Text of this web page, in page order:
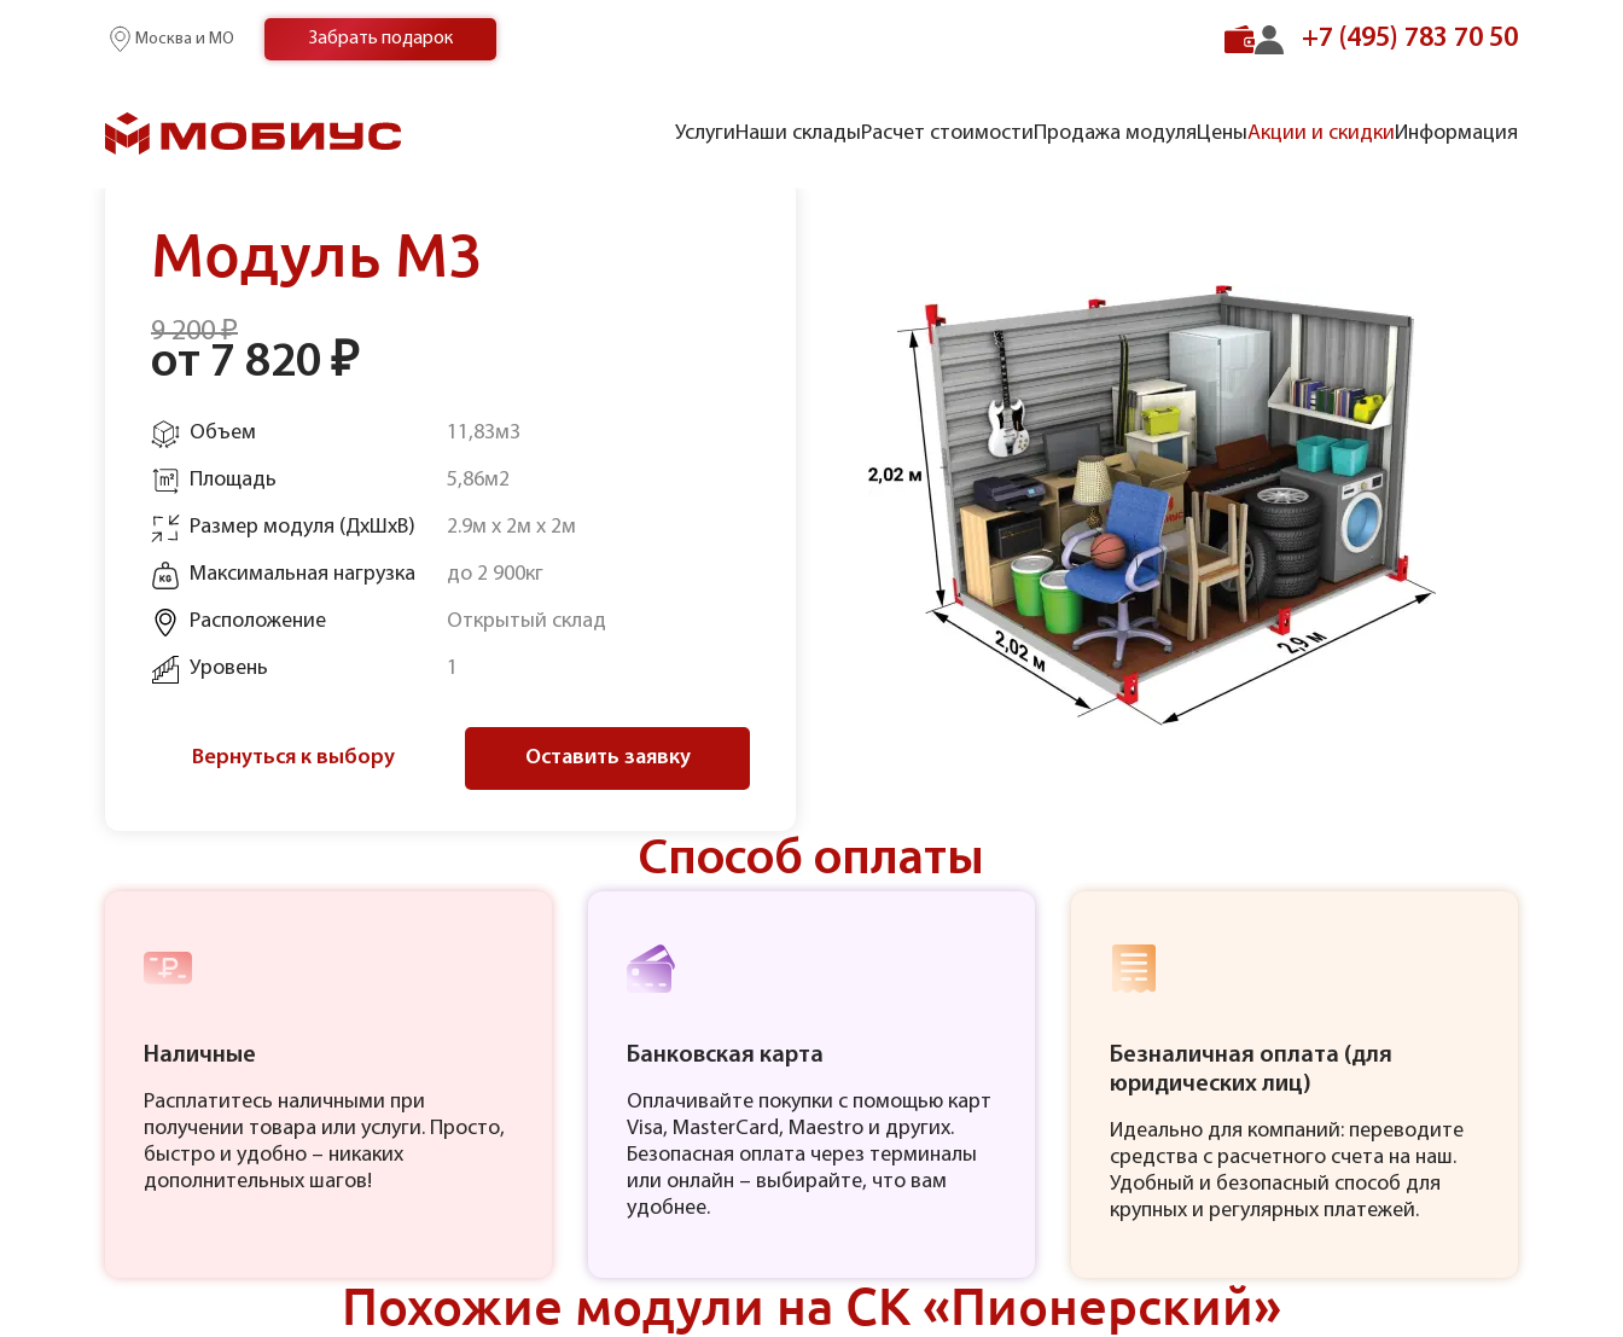
Москва и МО Забрать подарок +7 (495) 783 70 50
УслугиНаши складыРасчет стоимостиПродажа модуляЦеныАкции и скидкиИнформация
Главная/Наши склады/Складской комплекс “Пионерский”
Модуль М3
9 200 ₽
от 7 820 ₽
Объем 11,83м3
Площадь 5,86м2
Размер модуля (ДхШхВ) 2.9м х 2м х 2м
Максимальная нагрузка до 2 900кг
Расположение Открытый склад
Уровень 1
Вернуться к выбору Оставить заявку
Способ оплаты
Наличные
Расплатитесь наличными при
получении товара или услуги. Просто,
быстро и удобно – никаких
дополнительных шагов!
Банковская карта
Оплачивайте покупки с помощью карт
Visa, MasterCard, Maestro и других.
Безопасная оплата через терминалы
или онлайн – выбирайте, что вам
удобнее.
Безналичная оплата (для
юридических лиц)
Идеально для компаний: переводите
средства с расчетного счета на наш.
Удобный и безопасный способ для
крупных и регулярных платежей.
Похожие модули на СК «Пионерский»